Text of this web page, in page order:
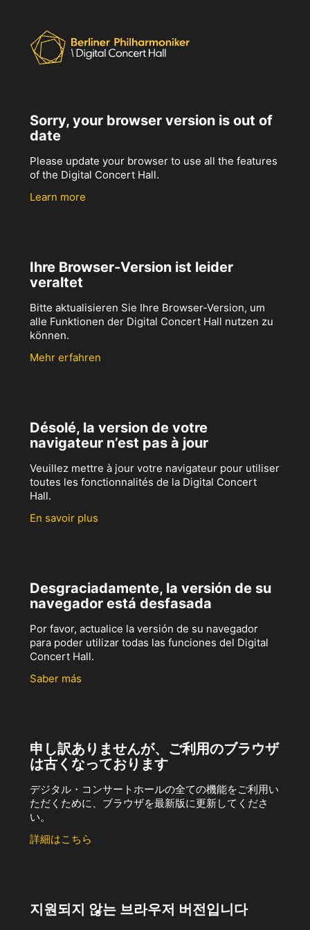
Sorry, your browser version is out of
date
Please update your browser to use all the features
of the Digital Concert Hall.
Learn more
Ihre Browser-Version ist leider
veraltet
Bitte aktualisieren Sie Ihre Browser-Version, um
alle Funktionen der Digital Concert Hall nutzen zu
können.
Mehr erfahren
Désolé, la version de votre
navigateur n’est pas à jour
Veuillez mettre à jour votre navigateur pour utiliser
toutes les fonctionnalités de la Digital Concert
Hall.
En savoir plus
Desgraciadamente, la versión de su
navegador está desfasada
Por favor, actualice la versión de su navegador
para poder utilizar todas las funciones del Digital
Concert Hall.
Saber más
申し訳ありませんが、ご利用のブラウザ
は古くなっております
デジタル・コンサートホールの全ての機能をご利用い
ただくために、ブラウザを最新版に更新してくださ
い。
詳細はこちら
지원되지 않는 브라우저 버전입니다